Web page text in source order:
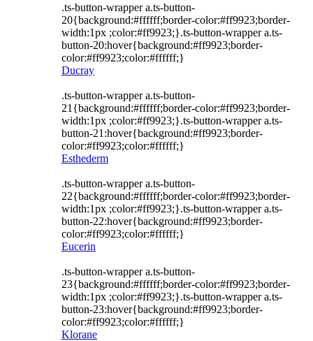
.ts-button-wrapper a.ts-button-
20{background:#ffffff;border-color:#ff9923;border-
width:1px ;color:#ff9923;}.ts-button-wrapper a.ts-
button-20:hover{background:#ff9923;border-
color:#ff9923;color:#ffffff;}
Ducray
.ts-button-wrapper a.ts-button-
21{background:#ffffff;border-color:#ff9923;border-
width:1px ;color:#ff9923;}.ts-button-wrapper a.ts-
button-21:hover{background:#ff9923;border-
color:#ff9923;color:#ffffff;}
Esthederm
.ts-button-wrapper a.ts-button-
22{background:#ffffff;border-color:#ff9923;border-
width:1px ;color:#ff9923;}.ts-button-wrapper a.ts-
button-22:hover{background:#ff9923;border-
color:#ff9923;color:#ffffff;}
Eucerin
.ts-button-wrapper a.ts-button-
23{background:#ffffff;border-color:#ff9923;border-
width:1px ;color:#ff9923;}.ts-button-wrapper a.ts-
button-23:hover{background:#ff9923;border-
color:#ff9923;color:#ffffff;}
Klorane